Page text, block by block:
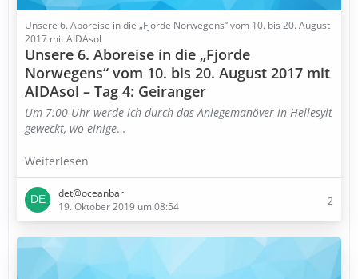
Unsere 6. Aboreise in die „Fjorde Norwegens“ vom 10. bis 20. August
2017 mit AIDAsol
Unsere 6. Aboreise in die „Fjorde
Norwegens“ vom 10. bis 20. August 2017 mit
AIDAsol – Tag 4: Geiranger
Um 7:00 Uhr werde ich durch das Anlegemanöver in Hellesylt
geweckt, wo einige…
Weiterlesen
det@oceanbar
19. Oktober 2019 um 08:54
2